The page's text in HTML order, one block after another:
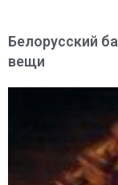
Белорусский
вещи